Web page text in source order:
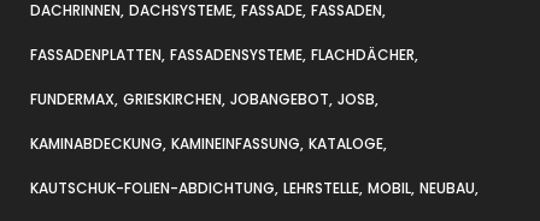
DACHRINNEN DACHSYSTEME FASSADE FASSADEN
FASSADENPLATTEN FASSADENSYSTEME FLACHDÄCHER
FUNDERMAX GRIESKIRCHEN JOBANGEBOT JOSB
KAMINABDECKUNG KAMINEINFASSUNG KATALOGE
KAUTSCHUK-FOLIEN-ABDICHTUNG LEHRSTELLE MOBIL NEUBAU